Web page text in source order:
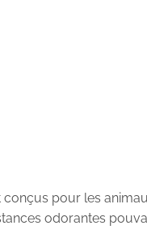
pour les
odorantes